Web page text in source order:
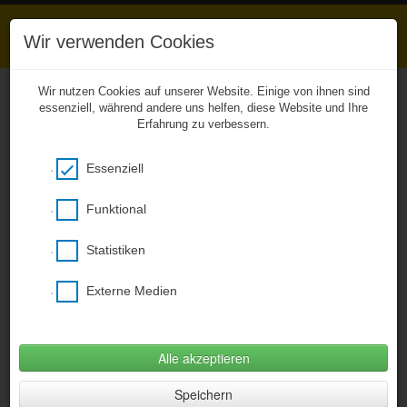
Unkompliziert zu den
Das Entwicklerteam von BCB Webhouse
einen kostenfreien Zugang zu unserer
verwenden, ein Smartphone wird nicht
Datenschutzerklärung
Wir verwenden Cookies
Wir nutzen Cookies auf unserer Website. Einige von ihnen sind
essenziell, während andere uns helfen, diese Website und Ihre
Erfahrung zu verbessern.
Essenziell
Funktional
Statistiken
Externe Medien
Alle akzeptieren
Speichern